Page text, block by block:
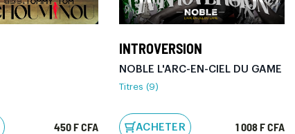
450 F CFA
INTROVERSION
NOBLE L'ARC-EN-CIEL DU GAME
Titres (9)
ACHETER 1 008 F CFA